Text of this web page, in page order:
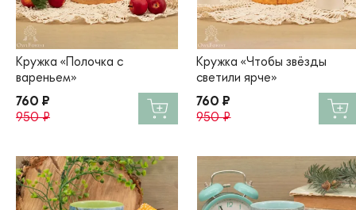
Кружка «Полочка с
вареньем»
760 ₽
950 ₽
Кружка «Чтобы звёзды
светили ярче»
760 ₽
950 ₽